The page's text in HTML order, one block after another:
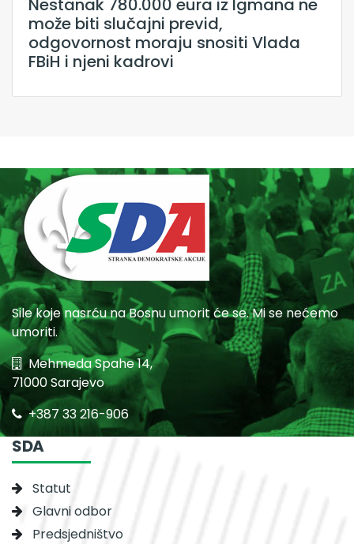
Nestanak 780.000 eura iz Igmana ne
može biti slučajni previd,
odgovornost moraju snositi Vlada
FBiH i njeni kadrovi
Sile koje nasrću na Bosnu umorit će se. Mi se nećemo
umoriti.
Mehmeda Spahe 14,
71000 Sarajevo
+387 33 216-906
SDA
Statut
Glavni odbor
Predsjedništvo